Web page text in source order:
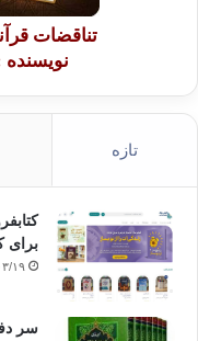
تناقضات
نویسنده
تازه
برای
۰۵/
سر